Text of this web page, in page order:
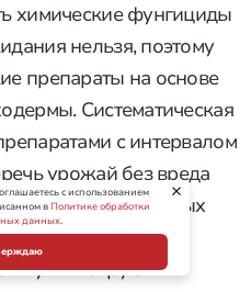
химические фунгициды
нельзя, поэтому
препараты на основе
Систематическая
с интервалом
урожай без вреда
При первых
листья
и утилизируют.
с использованием
вПолитике обработки
данных.